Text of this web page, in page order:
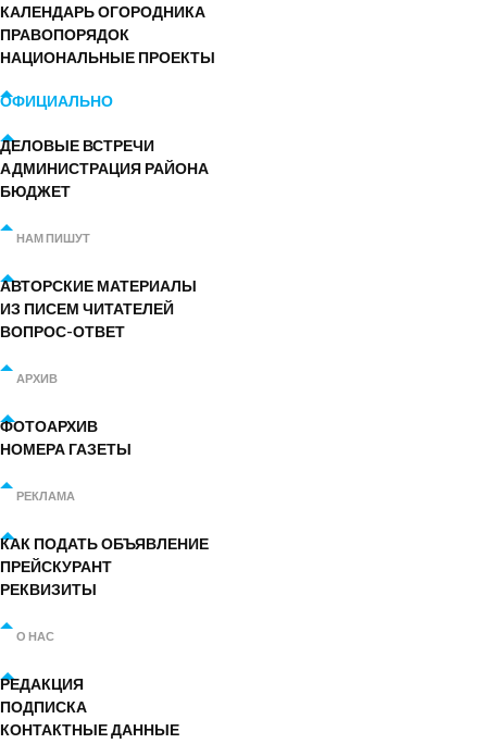
КАЛЕНДАРЬ ОГОРОДНИКА
ПРАВОПОРЯДОК
НАЦИОНАЛЬНЫЕ ПРОЕКТЫ
ОФИЦИАЛЬНО
ДЕЛОВЫЕ ВСТРЕЧИ
АДМИНИСТРАЦИЯ РАЙОНА
БЮДЖЕТ
НАМ ПИШУТ
АВТОРСКИЕ МАТЕРИАЛЫ
ИЗ ПИСЕМ ЧИТАТЕЛЕЙ
ВОПРОС-ОТВЕТ
АРХИВ
ФОТОАРХИВ
НОМЕРА ГАЗЕТЫ
РЕКЛАМА
КАК ПОДАТЬ ОБЪЯВЛЕНИЕ
ПРЕЙСКУРАНТ
РЕКВИЗИТЫ
О НАС
РЕДАКЦИЯ
ПОДПИСКА
КОНТАКТНЫЕ ДАННЫЕ